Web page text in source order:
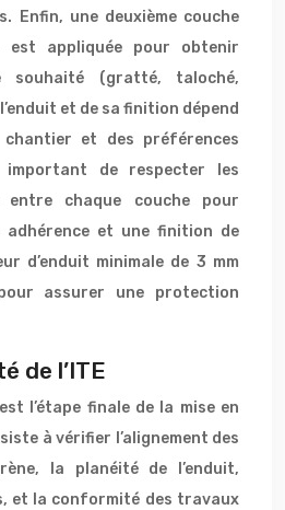
Enfin, une deuxième couche
est appliquée pour obtenir
souhaité (gratté, taloché,
et de sa finition dépend
et des préférences
de respecter les
entre chaque couche pour
et une finition de
d’enduit minimale de 3 mm
assurer une protection
de l’ITE
l’étape finale de la mise en
à vérifier l’alignement des
la planéité de l’enduit,
et la conformité des travaux